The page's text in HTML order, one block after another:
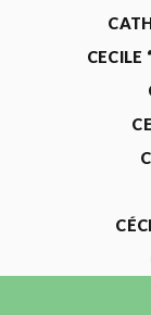
CECILE